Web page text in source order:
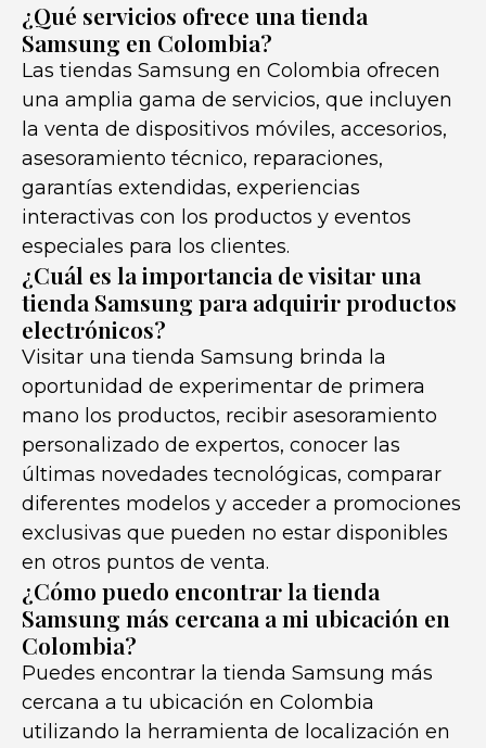
¿Qué servicios ofrece una tienda
Samsung en Colombia?
Las tiendas Samsung en Colombia ofrecen
una amplia gama de servicios, que incluyen
la venta de dispositivos móviles, accesorios,
asesoramiento técnico, reparaciones,
garantías extendidas, experiencias
interactivas con los productos y eventos
especiales para los clientes.
¿Cuál es la importancia de visitar una
tienda Samsung para adquirir productos
electrónicos?
Visitar una tienda Samsung brinda la
oportunidad de experimentar de primera
mano los productos, recibir asesoramiento
personalizado de expertos, conocer las
últimas novedades tecnológicas, comparar
diferentes modelos y acceder a promociones
exclusivas que pueden no estar disponibles
en otros puntos de venta.
¿Cómo puedo encontrar la tienda
Samsung más cercana a mi ubicación en
Colombia?
Puedes encontrar la tienda Samsung más
cercana a tu ubicación en Colombia
utilizando la herramienta de localización en